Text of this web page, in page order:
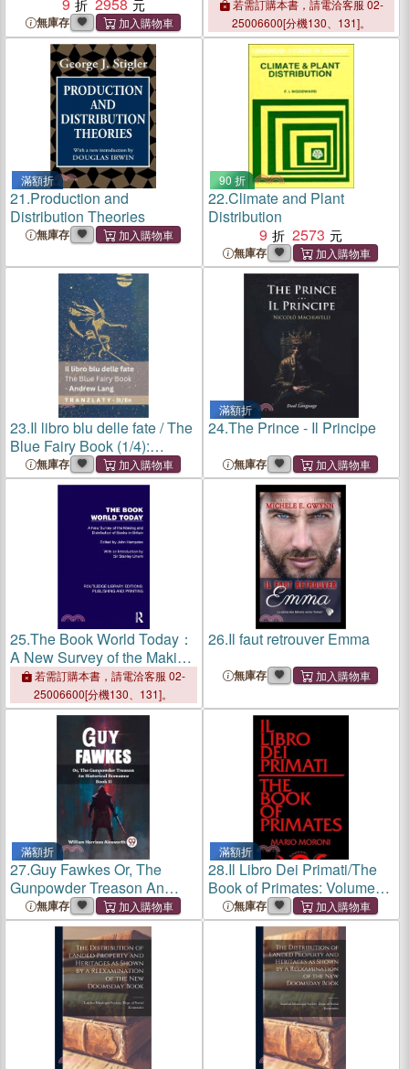
無庫存
若需訂購本書，請電洽客服 02-
25006600[分機130、131]。
滿額折
21.Production and
Distribution Theories
無庫存
90 折
22.Climate and Plant
Distribution
9
2573
無庫存
23.Il libro blu delle fate / The
Blue Fairy Book (1/4):
Tranzlaty Italiano English
無庫存
滿額折
24.The Prince - Il Principe
無庫存
25.The Book World Today：
A New Survey of the Making
and Distribution of Books in
Britain
若需訂購本書，請電洽客服 02-
25006600[分機130、131]。
26.Il faut retrouver Emma
無庫存
滿額折
27.Guy Fawkes Or, The
Gunpowder Treason An
Historical Romance Book Il
無庫存
滿額折
28.Il Libro Dei Primati/The
Book of Primates: Volume
63 無庫存